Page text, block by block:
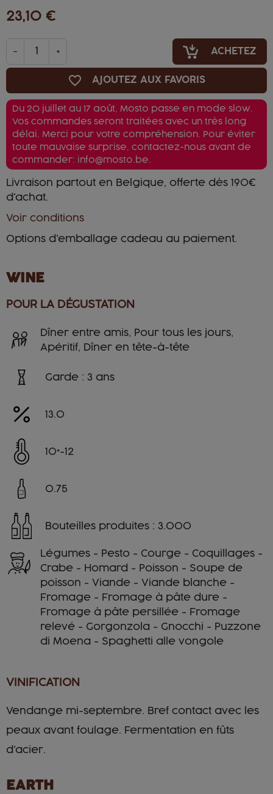
23,10 €
- + ACHETEZ
favorite_border AJOUTEZ AUX FAVORIS
Du 20 juillet au 17 août, Mosto passe en mode slow.
Vos commandes seront traitées avec un très long
délai. Merci pour votre compréhension. Pour éviter
toute mauvaise surprise, contactez-nous avant de
commander: info@mosto.be.
Livraison partout en Belgique, offerte dès 190€
d'achat.
Voir conditions
Options d'emballage cadeau au paiement.
WINE
POUR LA DÉGUSTATION
Dîner entre amis, Pour tous les jours,
Apéritif, Dîner en tête-à-tête
Garde : 3 ans
13.0
10°-12
0.75
Bouteilles produites : 3.000
Légumes - Pesto - Courge - Coquillages -
Crabe - Homard - Poisson - Soupe de
poisson - Viande - Viande blanche -
Fromage - Fromage à pâte dure -
Fromage à pâte persillée - Fromage
relevé - Gorgonzola - Gnocchi - Puzzone
di Moena - Spaghetti alle vongole
VINIFICATION
Vendange mi-septembre. Bref contact avec les
peaux avant foulage. Fermentation en fûts
d'acier.
EARTH